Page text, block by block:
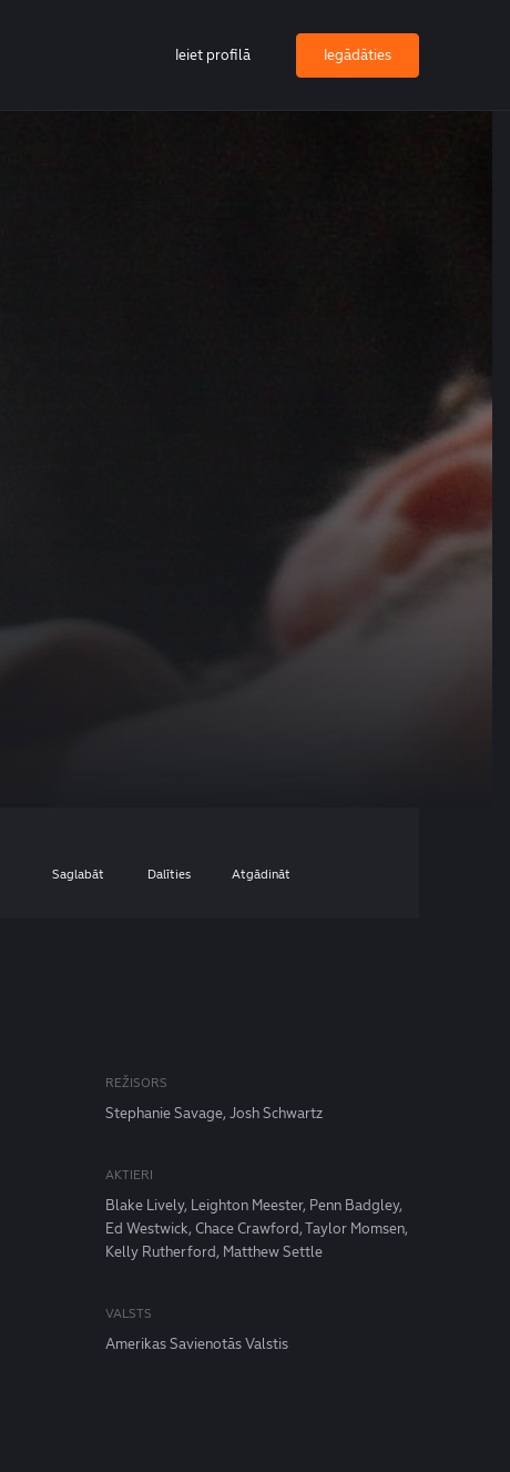
Ieiet profilā Iegādāties
Saglabāt Dalīties Atgādināt
REŽISORS
Stephanie Savage, Josh Schwartz
AKTIERI
Blake Lively, Leighton Meester, Penn Badgley,
Ed Westwick, Chace Crawford, Taylor Momsen,
Kelly Rutherford, Matthew Settle
VALSTS
Amerikas Savienotās Valstis